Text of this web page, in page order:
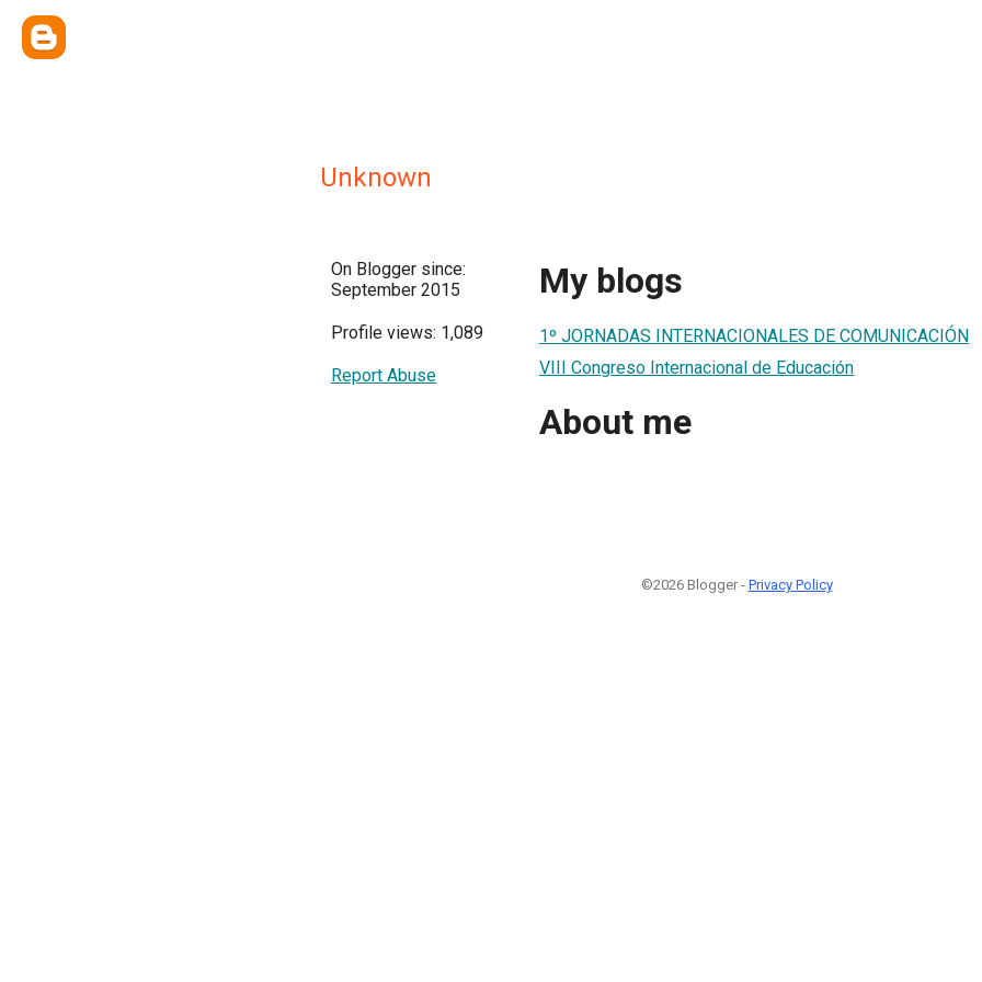
Unknown
On Blogger since:
September 2015
Profile views: 1,089
Report Abuse
My blogs
1º JORNADAS INTERNACIONALES DE COMUNICACIÓN
VIII Congreso Internacional de Educación
About me
©2026 Blogger - Privacy Policy